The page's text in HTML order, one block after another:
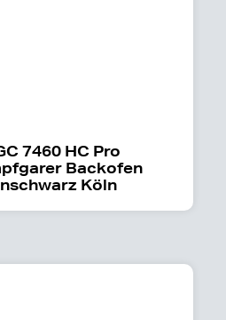
7460 HC Pro
Backofen
Köln